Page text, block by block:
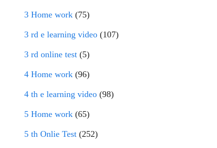
3 Home work (75)
3 rd e learning video (107)
3 rd online test (5)
4 Home work (96)
4 th e learning video (98)
5 Home work (65)
5 th Onlie Test (252)